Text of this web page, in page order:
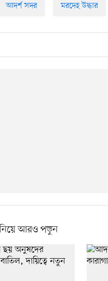
আদর্শ সদর মরদেহ উদ্ধার
নিয়ে আরও পড়ুন